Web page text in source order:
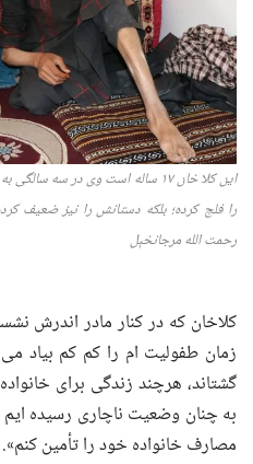
این کلا خان۱۷ ساله است وی در سه سالگی به
را فلج کرده؛ بلکه دستانش را نیز ضعیف
رحمت الله مرجانخېل
کلاخان که در کنار مادر اندرش
زمان طفولیت ام را کم کم بیاد
گشتاند، هرچند زندگی برای
به چنان وضعیت ناچاری رسیده ایم
مصارف خانواده خود را تأمین کنم».